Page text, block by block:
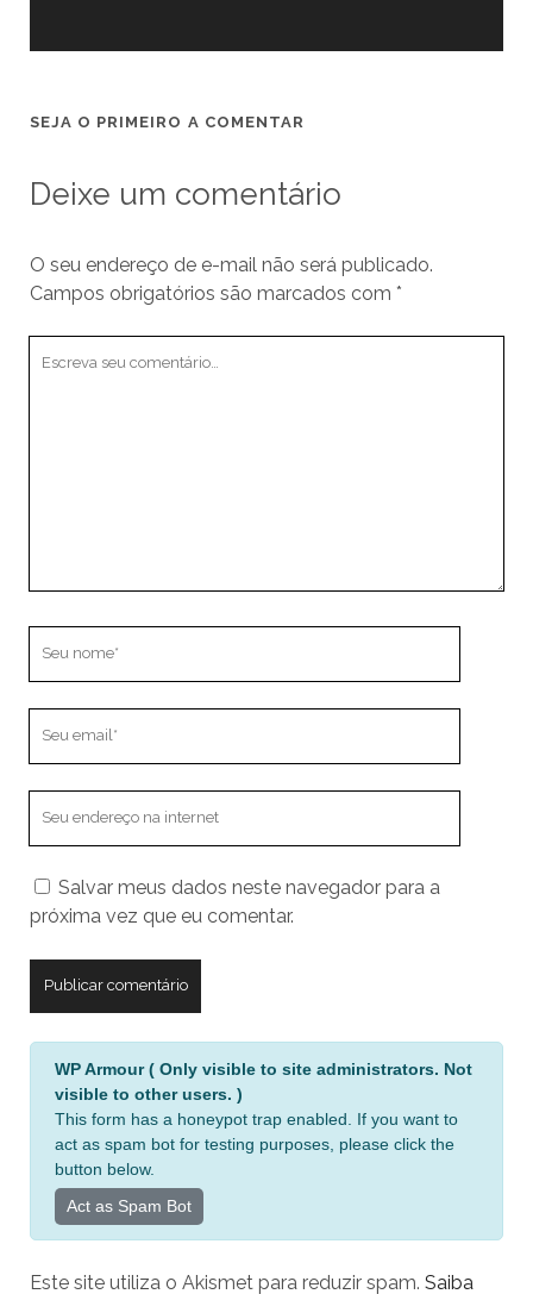
SEJA O PRIMEIRO A COMENTAR
Deixe um comentário
O seu endereço de e-mail não será publicado.
Campos obrigatórios são marcados com *
seu
site
Salvar meus dados neste navegador para a
próxima vez que eu comentar.
i
WP Armour ( Only visible to site administrators. Not
visible to other users. )
This form has a honeypot trap enabled. If you want to
act as spam bot for testing purposes, please click the
button below.
Act as Spam Bot
Este site utiliza o Akismet para reduzir spam. Saiba